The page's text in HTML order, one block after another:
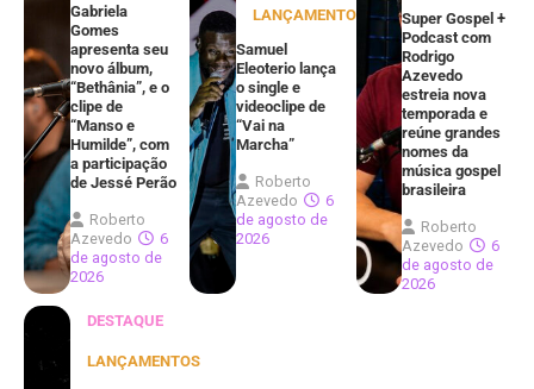
Gabriela
Gomes
apresenta seu
novo álbum,
“Bethânia”, e o
clipe de
“Manso e
Humilde”, com
a participação
de Jessé Perão
Roberto
Azevedo
6
de agosto de
2026
LANÇAMENTOS
Samuel
Eleoterio lança
o single e
videoclipe de
“Vai na
Marcha”
Roberto
Azevedo
6
de agosto de
2026
Super Gospel +
Podcast com
Rodrigo
Azevedo
estreia nova
temporada e
reúne grandes
nomes da
música gospel
brasileira
Roberto
Azevedo
6
de agosto de
2026
DESTAQUE
LANÇAMENTOS